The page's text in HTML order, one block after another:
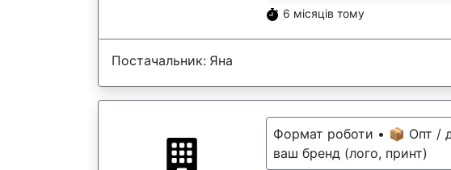
6 місяців тому
Постачальник: Яна
Формат роботи • 📦 Опт /
ваш бренд (лого, принт)